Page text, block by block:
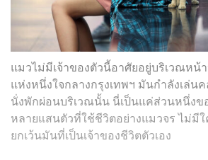
แมวไม่มีเจ้าของตัวนี้อาศัยอยู่บริเวณหน้
แห่งหนึ่งใจกลางกรุงเทพฯ มันกำลังเล่น
นั่งพักผ่อนบริเวณนั้น นี่เป็นแค่ส่วนหนึ่งข
หลายแสนตัวที่ใช้ชีวิตอย่างแมวจร ไม่มีใ
ยกเว้นมันที่เป็นเจ้าของชีวิตตัวเอง